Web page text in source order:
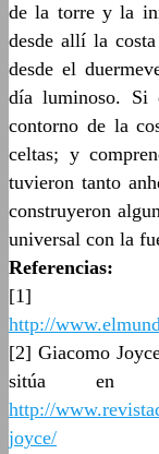
de la torre y la
desde allí la
desde el
día luminoso. Si
contorno de la
celtas; y
tuvieron tanto
construyeron
universal con la
Referencias:
[1]
http://
[2] Giacomo
sitúa en
http://
joyce/